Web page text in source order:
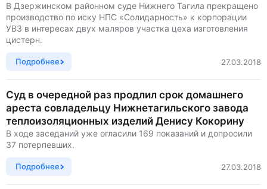
В Дзержинском районном суде Нижнего Тагила прекращено
производство по иску НПС «Солидарность» к корпорации
УВЗ в интересах двух маляров участка цеха изготовления
цистерн.
Подробнее 27.03.2018
Суд в очередной раз продлил срок домашнего
ареста совладельцу Нижнетагильского завода
теплоизоляционных изделий Денису Кокорину
В ходе заседаний уже огласили 169 показаний и допросили
37 потерпевших.
Подробнее 27.03.2018